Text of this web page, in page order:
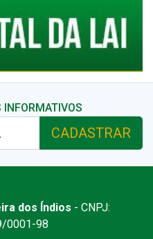
INFORMATIVOS
CADASTRAR
dos Índios - CNPJ:
0001-98